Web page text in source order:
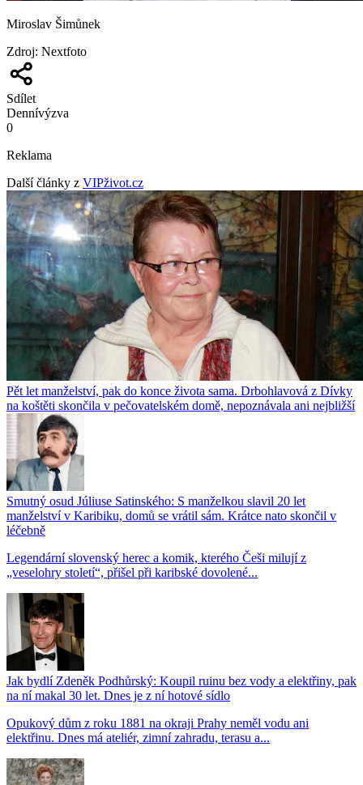
Miroslav Šimůnek
Zdroj: Nextfoto
Sdílet
Dennívýzva
0
Reklama
Další články z VIPživot.cz
Pět let manželství, pak do konce života sama. Drbohlavová z Dívky
na koštěti skončila v pečovatelském domě, nepoznávala ani nejbližší
Smutný osud Júliuse Satinského: S manželkou slavil 20 let
manželství v Karibiku, domů se vrátil sám. Krátce nato skončil v
léčebně
Legendární slovenský herec a komik, kterého Češi milují z
„veselohry století“, přišel při karibské dovolené...
Jak bydlí Zdeněk Podhůrský: Koupil ruinu bez vody a elektřiny, pak
na ní makal 30 let. Dnes je z ní hotové sídlo
Opukový dům z roku 1881 na okraji Prahy neměl vodu ani
elektřinu. Dnes má ateliér, zimní zahradu, terasu a...